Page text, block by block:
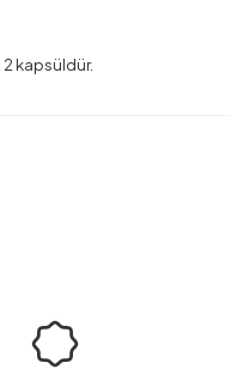
2 kapsüldür.